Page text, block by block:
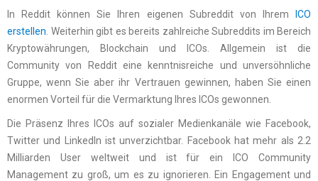
In Reddit können Sie Ihren eigenen Subreddit von Ihrem ICO
erstellen . Weiterhin gibt es bereits zahlreiche Subreddits im Bereich
Kryptowährungen, Blockchain und ICOs. Allgemein ist die
Community von Reddit eine kenntnisreiche und unversöhnliche
Gruppe, wenn Sie aber ihr Vertrauen gewinnen, haben Sie einen
enormen Vorteil für die Vermarktung Ihres ICOs gewonnen.
Die Präsenz Ihres ICOs auf sozialer Medienkanäle wie Facebook,
Twitter und LinkedIn ist unverzichtbar. Facebook hat mehr als 2.2
Milliarden User weltweit und ist für ein ICO Community
Management zu groß, um es zu ignorieren. Ein Engagement und